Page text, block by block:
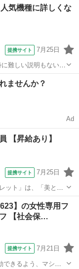
気機種に詳しくな
提携サイト 7月25日
難しい説明もないの
ランのご相談対応・
ませんか？
Ad
【昇給あり】
提携サイト 7月25日
ット」は、「美と健
アクセーヌ」などの
ガンオイルなどの
】の女性専用フ
【社会保…
提携サイト 7月21日
きるよう、マシン